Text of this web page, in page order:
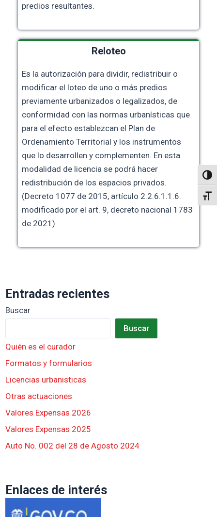
predios resultantes.
Reloteo
Es la autorización para dividir, redistribuir o
modificar el loteo de uno o más predios
previamente urbanizados o legalizados, de
conformidad con las normas urbanísticas que
para el efecto establezcan el Plan de
Ordenamiento Territorial y los instrumentos
que lo desarrollen y complementen. En esta
modalidad de licencia se podrá hacer
redistribución de los espacios privados.
(Decreto 1077 de 2015, artículo 2.2.6.1.1.6.
modificado por el art. 9, decreto nacional 1783
de 2021)
Entradas recientes
Buscar
Buscar
Quién es el curador
Formatos y formularios
Licencias urbanisticas
Otras actuaciones
Valores Expensas 2026
Valores Expensas 2025
Auto No. 002 del 28 de Agosto 2024
Enlaces de interés